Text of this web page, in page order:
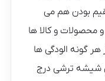
بودن هم می
محصولات و کالا ها
گونه الودگی ها
شیشه ترشی درج